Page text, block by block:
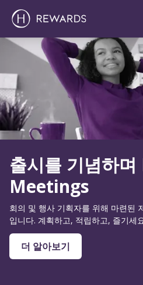
슬라이드 1 의 0
출시를 기념하
Meetings
회의 및 행사 기획자를 위해 마련된
입니다. 계획하고, 적립하고, 즐기세
더 알아보기